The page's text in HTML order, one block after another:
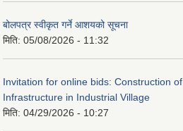
बोलपत्र स्वीकृत गर्ने आशयको सूचना
मिति: 05/08/2026 - 11:32
Invitation for online bids: Construction of
Infrastructure in Industrial Village
मिति: 04/29/2026 - 10:27